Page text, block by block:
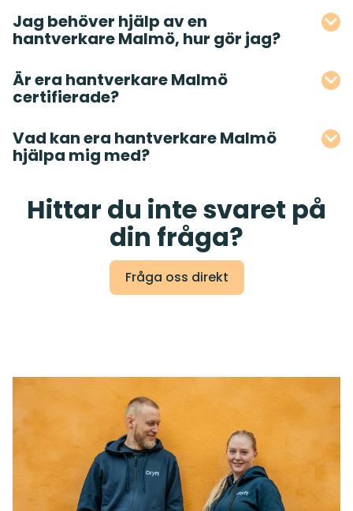
Jag behöver hjälp av en
hantverkare Malmö, hur gör jag?
Är era hantverkare Malmö
certifierade?
Vad kan era hantverkare Malmö
hjälpa mig med?
Hittar du inte svaret på
din fråga?
Fråga oss direkt